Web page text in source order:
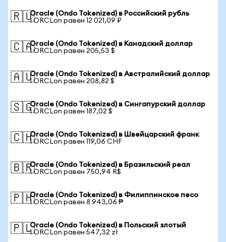
🇷🇺Oracle (Ondo Tokenized) в Российский рубль
1 ORCLon равен 12 021,09 ₽
🇨🇦Oracle (Ondo Tokenized) в Канадский доллар
1 ORCLon равен 205,53 $
🇦🇺Oracle (Ondo Tokenized) в Австралийский доллар
1 ORCLon равен 208,82 $
🇸🇬Oracle (Ondo Tokenized) в Сингапурский доллар
1 ORCLon равен 187,02 $
🇨🇭Oracle (Ondo Tokenized) в Швейцарский франк
1 ORCLon равен 119,06 CHF
🇧🇷Oracle (Ondo Tokenized) в Бразильский реал
1 ORCLon равен 750,94 R$
🇵🇭Oracle (Ondo Tokenized) в Филиппинское песо
1 ORCLon равен 8 943,06 ₱
🇵🇱Oracle (Ondo Tokenized) в Польский злотый
1 ORCLon равен 547,32 zł